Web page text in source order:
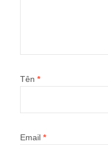
Tên *
Email *